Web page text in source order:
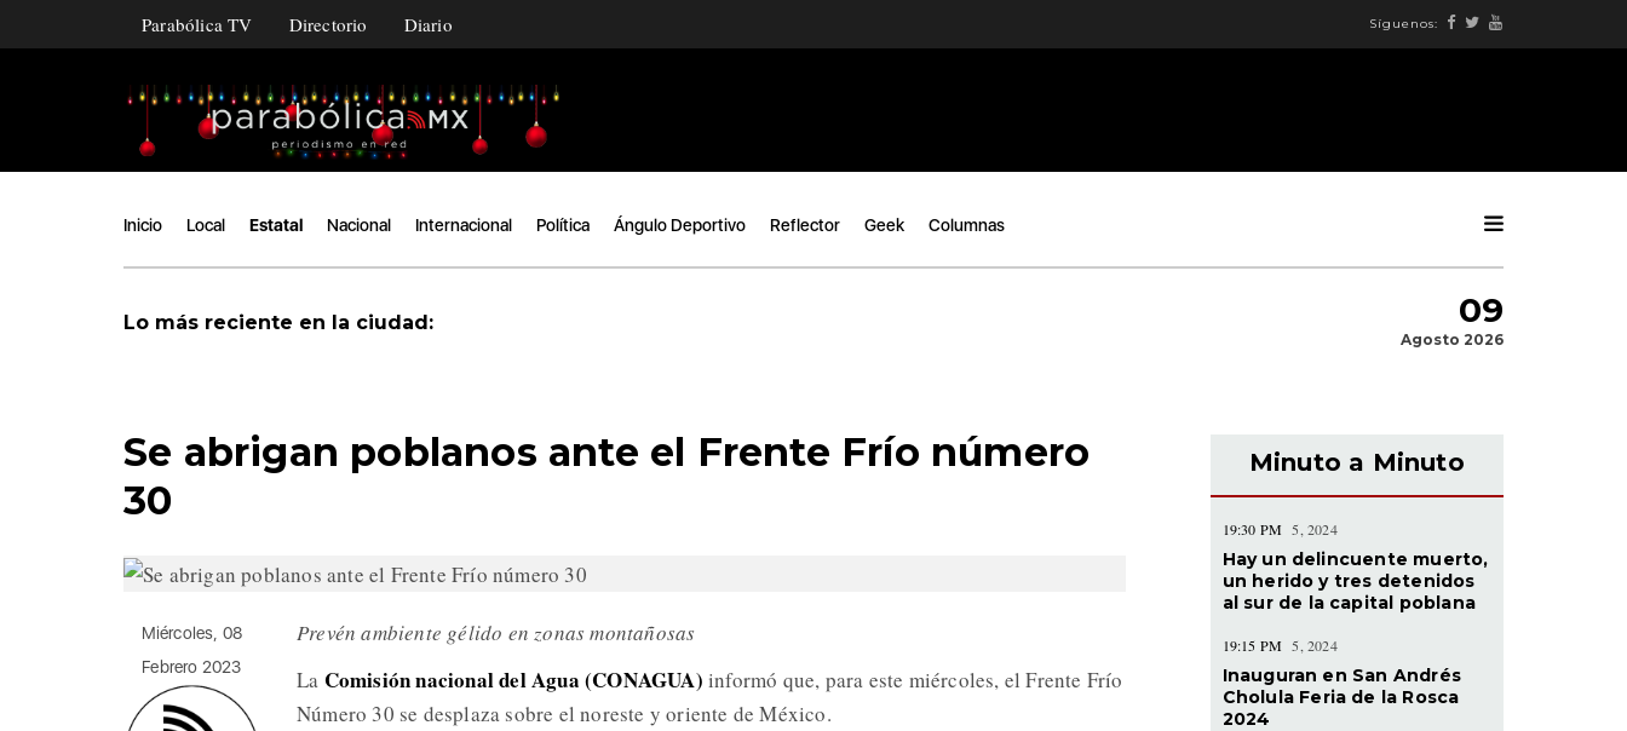
Parabólica TV Directorio Diario Síguenos:
Inicio Local Estatal Nacional Internacional Política Ángulo Deportivo Reflector Geek Columnas
Lo más reciente en la ciudad: 09
Agosto 2026
Se abrigan poblanos ante el Frente Frío número
30
Miércoles, 08
Febrero 2023
Prevén ambiente gélido en zonas montañosas
La Comisión nacional del Agua (CONAGUA) informó que, para este miércoles, el Frente Frío
Número 30 se desplaza sobre el noreste y oriente de México.
Minuto a Minuto
19:30 PM 5, 2024
Hay un delincuente muerto,
un herido y tres detenidos
al sur de la capital poblana
19:15 PM 5, 2024
Inauguran en San Andrés
Cholula Feria de la Rosca
2024